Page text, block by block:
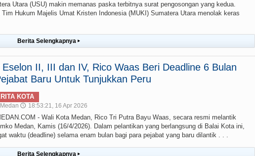
Utara (USU) makin memanas paska terbitnya surat pengosongan yang kedua.
Hukum Majelis Umat Kristen Indonesia (MUKI) Sumatera Utara menolak keras
Berita Selengkapnya ▸
Eselon II, III dan IV, Rico Waas Beri Deadline 6 Bulan
Baru Untuk Tunjukkan Peru
KOTA
🕔 18:53:21, 16 Apr 2026
- Wali Kota Medan, Rico Tri Putra Bayu Waas, secara resmi melantik
Medan, Kamis (16/4/2026). Dalam pelantikan yang berlangsung di Balai Kota ini,
waktu (deadline) selama enam bulan bagi para pejabat yang baru dilantik . . .
Berita Selengkapnya ▸